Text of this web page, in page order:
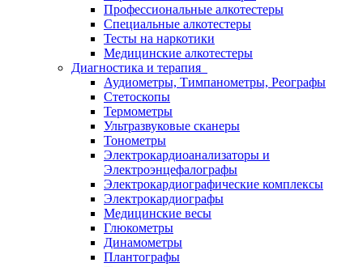
Профессиональные алкотестеры
Специальные алкотестеры
Тесты на наркотики
Медицинские алкотестеры
Диагностика и терапия
Аудиометры, Тимпанометры, Реографы
Стетоскопы
Термометры
Ультразвуковые сканеры
Тонометры
Электрокардиоанализаторы и
Электроэнцефалографы
Электрокардиографические комплексы
Электрокардиографы
Медицинские весы
Глюкометры
Динамометры
Плантографы